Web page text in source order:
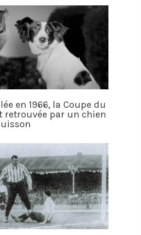
en 1966, la Coupe du
retrouvée par un chien